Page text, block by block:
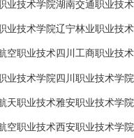
术学院 技术学院
业技术学院湖南交通职业技术
学院
业技术学院辽宁林业职业技术
学院
空职业技术
学院
四川工商职业技术
学院
业技术学院四川职业技术学院
天职业技术
学院
雅安职业技术学院
空职业技术西安职业技术学院